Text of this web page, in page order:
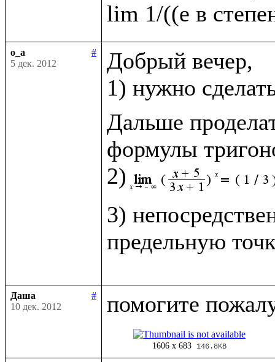
o_a
#
5 дек. 2012
Добрый вечер,
1) нужно
Дальше
формулы
2)
3)
предельную
Даша
#
10 дек. 2012
1606 x 683 146.8KB